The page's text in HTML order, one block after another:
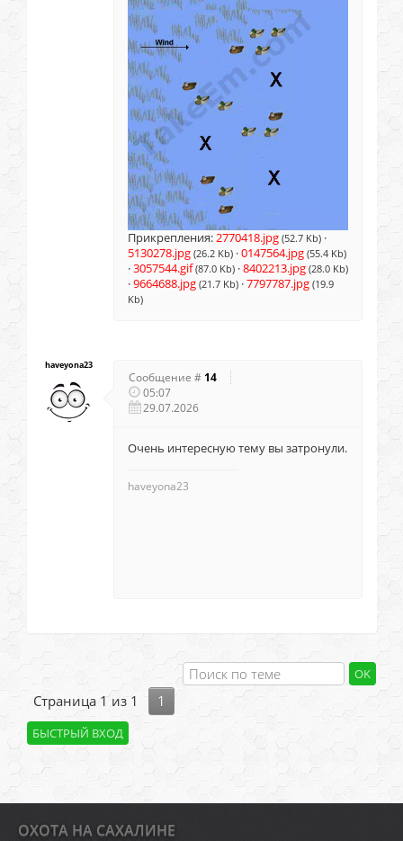
Прикрепления:2770418.jpg (52.7 Kb) ·
5130278.jpg (26.2 Kb) ·0147564.jpg (55.4 Kb)
·3057544.gif (87.0 Kb) ·8402213.jpg (28.0 Kb)
·9664688.jpg (21.7 Kb) ·7797787.jpg (19.9
Kb)
haveyona23
Сообщение # 14
05:07
29.07.2026
Очень интересную тему вы затронули.
haveyona23
Страница 1 из 1 1
ОХОТА НА САХАЛИНЕ